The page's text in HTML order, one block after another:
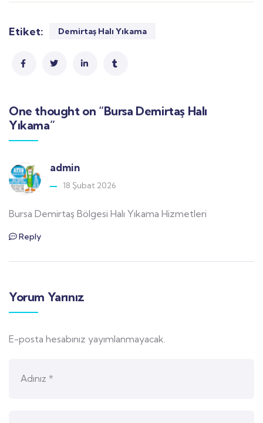
Etiket: Demirtaş Halı Yıkama
One thought on “Bursa Demirtaş Halı
Yıkama”
admin
18 Şubat 2026
Bursa Demirtaş Bölgesi Halı Yıkama Hizmetleri
Reply
Yorum Yarınız
E-posta hesabınız yayımlanmayacak.